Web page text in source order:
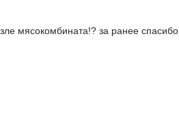
мясокомбината!? за ранее спасибо